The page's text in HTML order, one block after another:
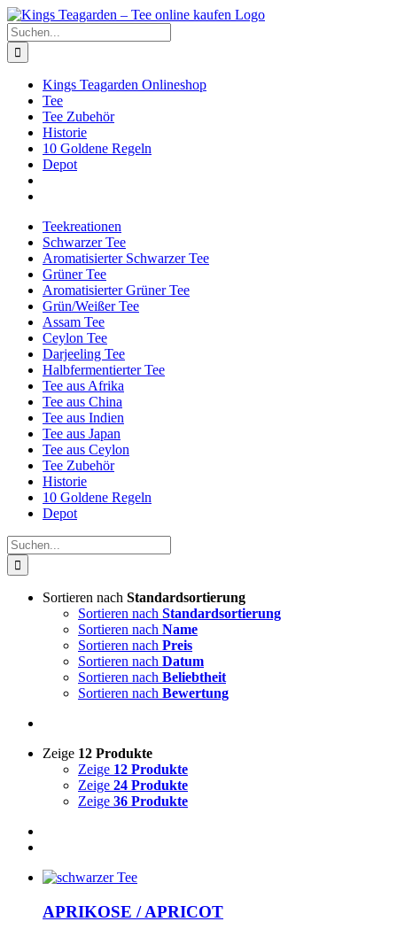
Zum
Inhalt
springen
Facebook
X
Instagram
Pinterest
Suche
nach:
Kings Teagarden Onlineshop
Tee
Tee Zubehör
Historie
10 Goldene Regeln
Depot
Teekreationen
Schwarzer Tee
Aromatisierter Schwarzer Tee
Grüner Tee
Aromatisierter Grüner Tee
Grün/Weißer Tee
Assam Tee
Ceylon Tee
Darjeeling Tee
Halbfermentierter Tee
Tee aus Afrika
Tee aus China
Tee aus Indien
Tee aus Japan
Tee aus Ceylon
Tee Zubehör
Historie
10 Goldene Regeln
Depot
Suche
nach:
Sortieren nach Standardsortierung
Sortieren nach Standardsortierung
Sortieren nach Name
Sortieren nach Preis
Sortieren nach Datum
Sortieren nach Beliebtheit
Sortieren nach Bewertung
Zeige 12 Produkte
Zeige 12 Produkte
Zeige 24 Produkte
Zeige 36 Produkte
APRIKOSE / APRICOT